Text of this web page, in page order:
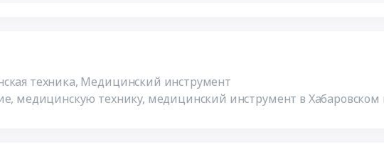
техника, Медицинский инструмент
медицинскую технику, медицинский инструмент в Хабаровском